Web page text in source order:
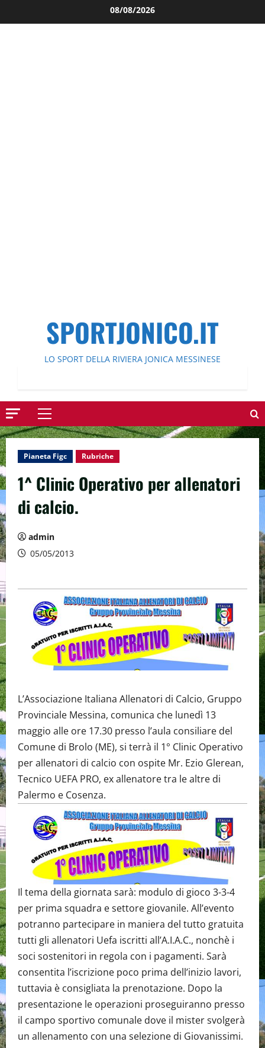
al
08/08/2026
SPORTJONICO.IT
LO SPORT DELLA RIVIERA JONICA MESSINESE
Menu
principale
Pianeta Figc Rubriche
1^ Clinic Operativo per allenatori
di calcio.
admin
05/05/2013
L’Associazione Italiana Allenatori di Calcio, Gruppo
Provinciale Messina, comunica che lunedì 13
maggio alle ore 17.30 presso l’aula consiliare del
Comune di Brolo (ME), si terrà il 1° Clinic Operativo
per allenatori di calcio con ospite Mr. Ezio Glerean,
Tecnico UEFA PRO, ex allenatore tra le altre di
Palermo e Cosenza.
Il tema della giornata sarà: modulo di gioco 3-3-4
per prima squadra e settore giovanile. All’evento
potranno partecipare in maniera del tutto gratuita
tutti gli allenatori Uefa iscritti all’A.I.A.C., nonchè i
soci sostenitori in regola con i pagamenti. Sarà
consentita l’iscrizione poco prima dell’inizio lavori,
tuttavia è consigliata la prenotazione. Dopo la
presentazione le operazioni proseguiranno presso
il campo sportivo comunale dove il mister svolgerà
un allenamento con una selezione di Giovanissimi.